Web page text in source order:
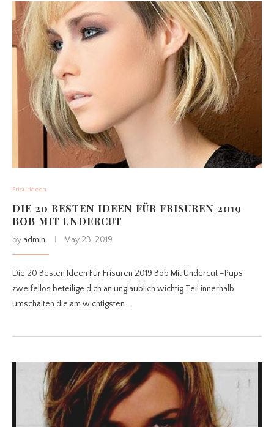
Frisurideen
DIE 20 BESTEN IDEEN FÜR FRISUREN 2019
BOB MIT UNDERCUT
by admin May 23, 2019
Die 20 Besten Ideen Für Frisuren 2019 Bob Mit Undercut –Pups
zweifellos beteilige dich an unglaublich wichtig Teil innerhalb
umschalten die am wichtigsten…